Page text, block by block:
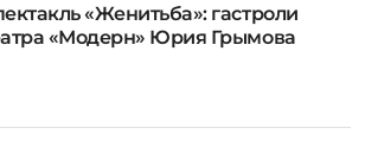
«Женитьба»: гастроли
«Модерн» Юрия Грымова